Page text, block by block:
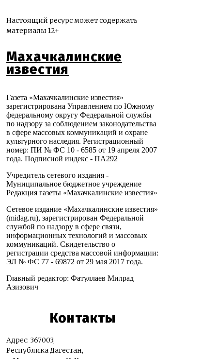
Настоящий ресурс может содержать
материалы 12+
Махачкалинские
известия
Газета «Махачкалинские известия»
зарегистрирована Управлением по Южному
федеральному округу Федеральной службы
по надзору за соблюдением законодательства
в сфере массовых коммуникаций и охране
культурного наследия. Регистрационный
номер: ПИ № ФС 10 - 6585 от 19 апреля 2007
года. Подписной индекс - ПА292
Учредитель сетевого издания -
Муниципальное бюджетное учреждение
Редакция газеты «Махачкалинские известия»
Сетевое издание «Махачкалинские известия»
(midag.ru), зарегистрирован Федеральной
службой по надзору в сфере связи,
информационных технологий и массовых
коммуникаций. Свидетельство о
регистрации средства массовой информации:
ЭЛ № ФС 77 - 69872 от 29 мая 2017 года.
Главный редактор: Фатуллаев Милрад
Азизович
Контакты
Адрес: 367003,
Республика Дагестан,